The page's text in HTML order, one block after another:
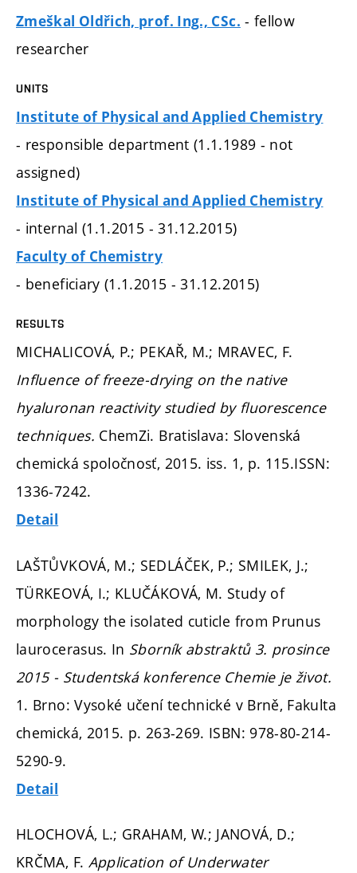
Zmeškal Oldřich, prof. Ing., CSc. - fellow
researcher
UNITS
Institute of Physical and Applied Chemistry
- responsible department (1.1.1989 - not
assigned)
Institute of Physical and Applied Chemistry
- internal (1.1.2015 - 31.12.2015)
Faculty of Chemistry
- beneficiary (1.1.2015 - 31.12.2015)
RESULTS
MICHALICOVÁ, P.; PEKAŘ, M.; MRAVEC, F.
Influence of freeze-drying on the native
hyaluronan reactivity studied by fluorescence
techniques. ChemZi. Bratislava: Slovenská
chemická spoločnosť, 2015. iss. 1, p. 115.ISSN:
1336-7242.
Detail
LAŠTŮVKOVÁ, M.; SEDLÁČEK, P.; SMILEK, J.;
TÜRKEOVÁ, I.; KLUČÁKOVÁ, M. Study of
morphology the isolated cuticle from Prunus
laurocerasus. In Sborník abstraktů 3. prosince
2015 - Studentská konference Chemie je život.
1. Brno: Vysoké učení technické v Brně, Fakulta
chemická, 2015. p. 263-269. ISBN: 978-80-214-
5290-9.
Detail
HLOCHOVÁ, L.; GRAHAM, W.; JANOVÁ, D.;
KRČMA, F. Application of Underwater